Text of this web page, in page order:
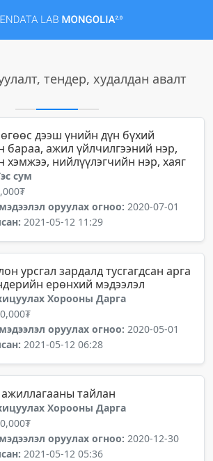
тендер, худалдан авалт
дээш үнийн дүн бүхий
бараа, ажил үйлчилгээний нэр,
хэмжээ, нийлүүлэгчийн нэр, хаяг
сум
оруулах огноо: 2020-07-01
2021-05-12 11:29
урсгал зардалд тусгагдсан арга
ерөнхий мэдээлэл
Хорооны Дарга
оруулах огноо: 2020-05-01
2021-05-12 06:28
тайлан
Хорооны Дарга
оруулах огноо: 2020-12-30
2021-05-12 05:36